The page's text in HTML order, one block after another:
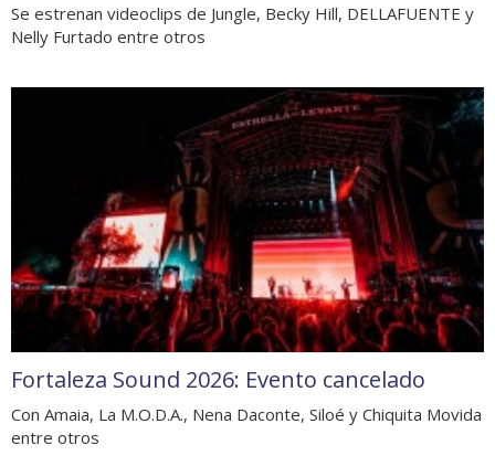
Se estrenan videoclips de Jungle, Becky Hill, DELLAFUENTE y
Nelly Furtado entre otros
Fortaleza Sound 2026: Evento cancelado
Con Amaia, La M.O.D.A., Nena Daconte, Siloé y Chiquita Movida
entre otros